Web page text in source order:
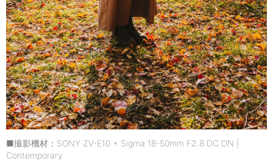
■撮影機材：SONY ZV-E10 + Sigma 18-50mm F2.8 DC DN |
Contemporary